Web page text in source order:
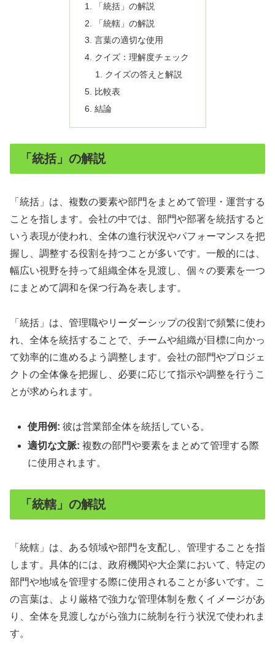
「統括」の解説
「統轄」の解説
言葉の適切な使用
クイズ：理解度チェック
クイズの答えと解説
比較表
結論
「統括」の解説
「統括」は、複数の要素や部門をまとめて管理・運営する
ことを指します。会社の中では、部門や部署を統括すると
いう表現が使われ、全体の進行状況やパフォーマンスを把
握し、調整する役割を持つことが多いです。一般的には、
幅広い視野を持って組織全体を見渡し、個々の要素を一つ
にまとめて調和を保つ行為を表します。
「統括」は、管理職やリーダーシップの役割で頻繁に使わ
れ、全体を統括することで、チームや組織が目標に向かっ
て効率的に進めるよう調整します。会社の部門やプロジェ
クトの全体像を把握し、必要に応じて指示や調整を行うこ
とが求められます。
使用例: 彼は営業部全体を統括している。
適切な文脈: 複数の部門や要素をまとめて管理する際
に使用されます。
「統轄」の解説
「統轄」は、ある領域や部門を支配し、管理することを指
します。具体的には、政府機関や大企業において、特定の
部門や地域を管理する際に使用されることが多いです。こ
の言葉は、より厳格で強力な管理体制を敷くイメージがあ
り、全体を見渡しながら強力に統制を行う状況で使われま
す。